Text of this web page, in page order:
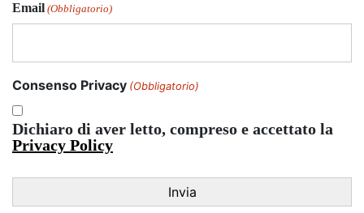
Email (Obbligatorio)
Consenso Privacy (Obbligatorio)
Dichiaro di aver letto, compreso e accettato la
Privacy Policy